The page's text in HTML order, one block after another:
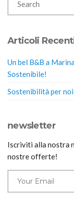
Articoli
Un bel B&B a
Sostenibile!
Sostenibilità per
newsletter
Iscriviti alla nostra
nostre offerte!